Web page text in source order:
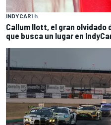
INDYCAR1 h
Callum Ilott, el gran olvidado
que busca un lugar en